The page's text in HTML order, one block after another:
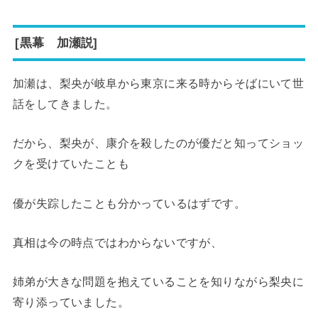
[黒幕 加瀬説]
加瀬は、梨央が岐阜から東京に来る時からそばにいて世
話をしてきました。
だから、梨央が、康介を殺したのが優だと知ってショッ
クを受けていたことも
優が失踪したことも分かっているはずです。
真相は今の時点ではわからないですが、
姉弟が大きな問題を抱えていることを知りながら梨央に
寄り添っていました。